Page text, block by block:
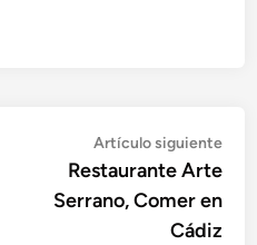
Artículo siguiente
Restaurante Arte
Serrano, Comer en
Cádiz